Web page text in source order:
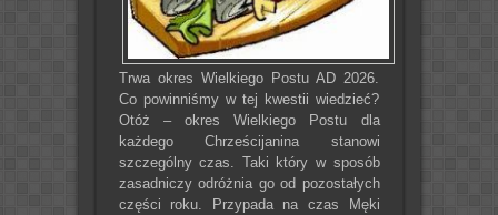
Trwa okres Wielkiego Postu AD 2026.
Co powinniśmy w tej kwestii wiedzieć?
Otóż – okres Wielkiego Postu dla
każdego Chrześcijanina stanowi
szczególny czas. Taki który w sposób
zasadniczy odróżnia go od pozostałych
części roku. Przypada na czas Męki